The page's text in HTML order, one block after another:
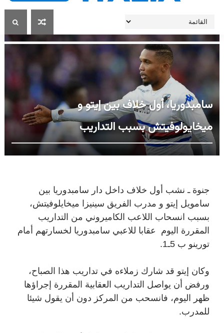
سامبدوريا، أول خلاف بين إيتو و
ميخايولوفيتش بسبب التداريب
جنوة ـ نشب أول خلاف داخل دار سامبدوريا بين
سامويل إيتو و مدرب الفريق سينيزا ميخايلوفيتش،
بسبب انسحاب اللاعب الكاميروني من التداريب
المقررة اليوم عقابا للاعبي سامبدوريا لخسارتهم أمام
تورينو ب 5ـ1.
وكان إيتو قد شارك زملاءه في تداريب هذا الصباح،
ورفض أن يواصل التداريب العقابية المقررة إجراؤها
ظهر اليوم، فانسحب من المركز دون أن يقول شيئا
للمدرب.